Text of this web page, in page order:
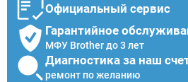
Официальный сервис
Гарантийное
МФУ Brother до 3 лет
Диагностика за наш
ремонт по желанию